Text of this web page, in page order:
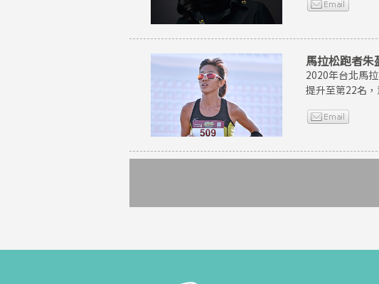
馬拉松跑者朱
2020年台北馬
提升至第22名